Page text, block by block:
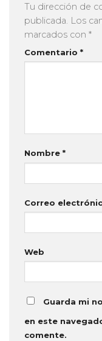
Tu dirección de
publicada. Los
marcados con *
Comentario *
Nombre *
Correo
Web
Guarda mi
en este
comente.